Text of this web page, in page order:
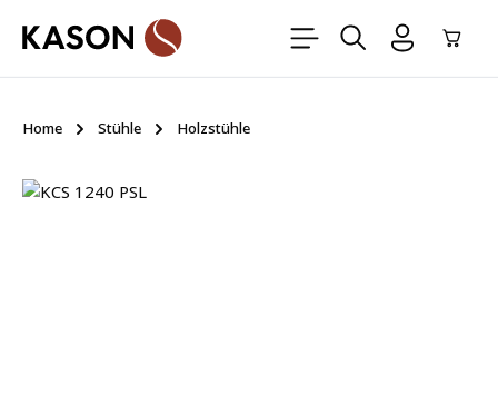
Zum Hauptinhalt springen
Home Stühle Holzstühle
Bildergalerie überspringen